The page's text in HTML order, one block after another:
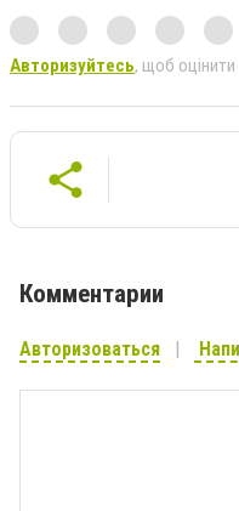
Авторизуйтесь, щоб оцінити
Комментарии
Авторизоваться